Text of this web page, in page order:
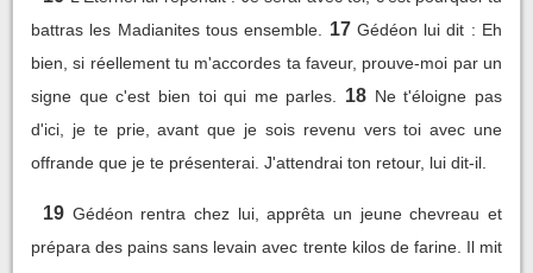
battras les Madianites tous ensemble.
17 Gédéon lui dit : Eh
bien, si réellement tu m'accordes ta faveur, prouve-moi par un
signe que c'est bien toi qui me parles.
18 Ne t'éloigne pas
d'ici, je te prie, avant que je sois revenu vers toi avec une
offrande que je te présenterai. J'attendrai ton retour, lui dit-il.
19 Gédéon rentra chez lui, apprêta un jeune chevreau et
prépara des pains sans levain avec trente kilos de farine. Il mit